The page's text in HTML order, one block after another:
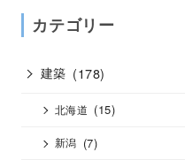
カテゴリー
建築 (178)
北海道 (15)
新潟 (7)